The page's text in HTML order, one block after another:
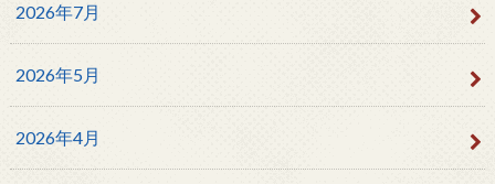
2026年7月
2026年5月
2026年4月